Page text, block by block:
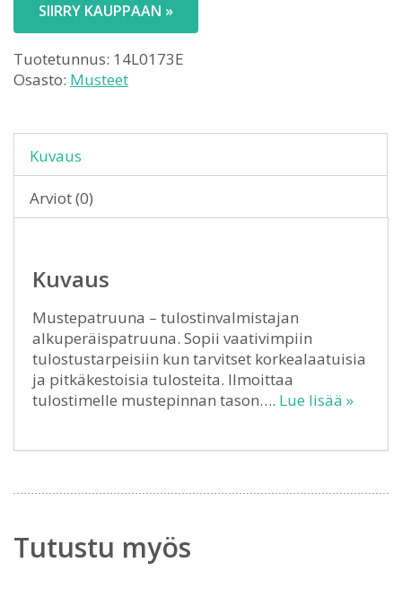
SIIRRY KAUPPAAN »
Tuotetunnus: 14L0173E
Osasto: Musteet
Kuvaus
Arviot (0)
Kuvaus
Mustepatruuna – tulostinvalmistajan
alkuperäispatruuna. Sopii vaativimpiin
tulostustarpeisiin kun tarvitset korkealaatuisia
ja pitkäkestoisia tulosteita. Ilmoittaa
tulostimelle mustepinnan tason…. Lue lisää »
Tutustu myös